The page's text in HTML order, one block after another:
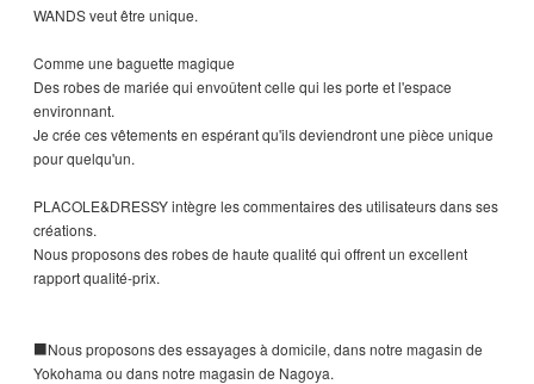
WANDS veut être unique.
Comme une baguette magique
Des robes de mariée qui envoûtent celle qui les porte et l'espace
environnant.
Je crée ces vêtements en espérant qu'ils deviendront une pièce unique
pour quelqu'un.
PLACOLE&DRESSY intègre les commentaires des utilisateurs dans ses
créations.
Nous proposons des robes de haute qualité qui offrent un excellent
rapport qualité-prix.
■Nous proposons des essayages à domicile, dans notre magasin de
Yokohama ou dans notre magasin de Nagoya.